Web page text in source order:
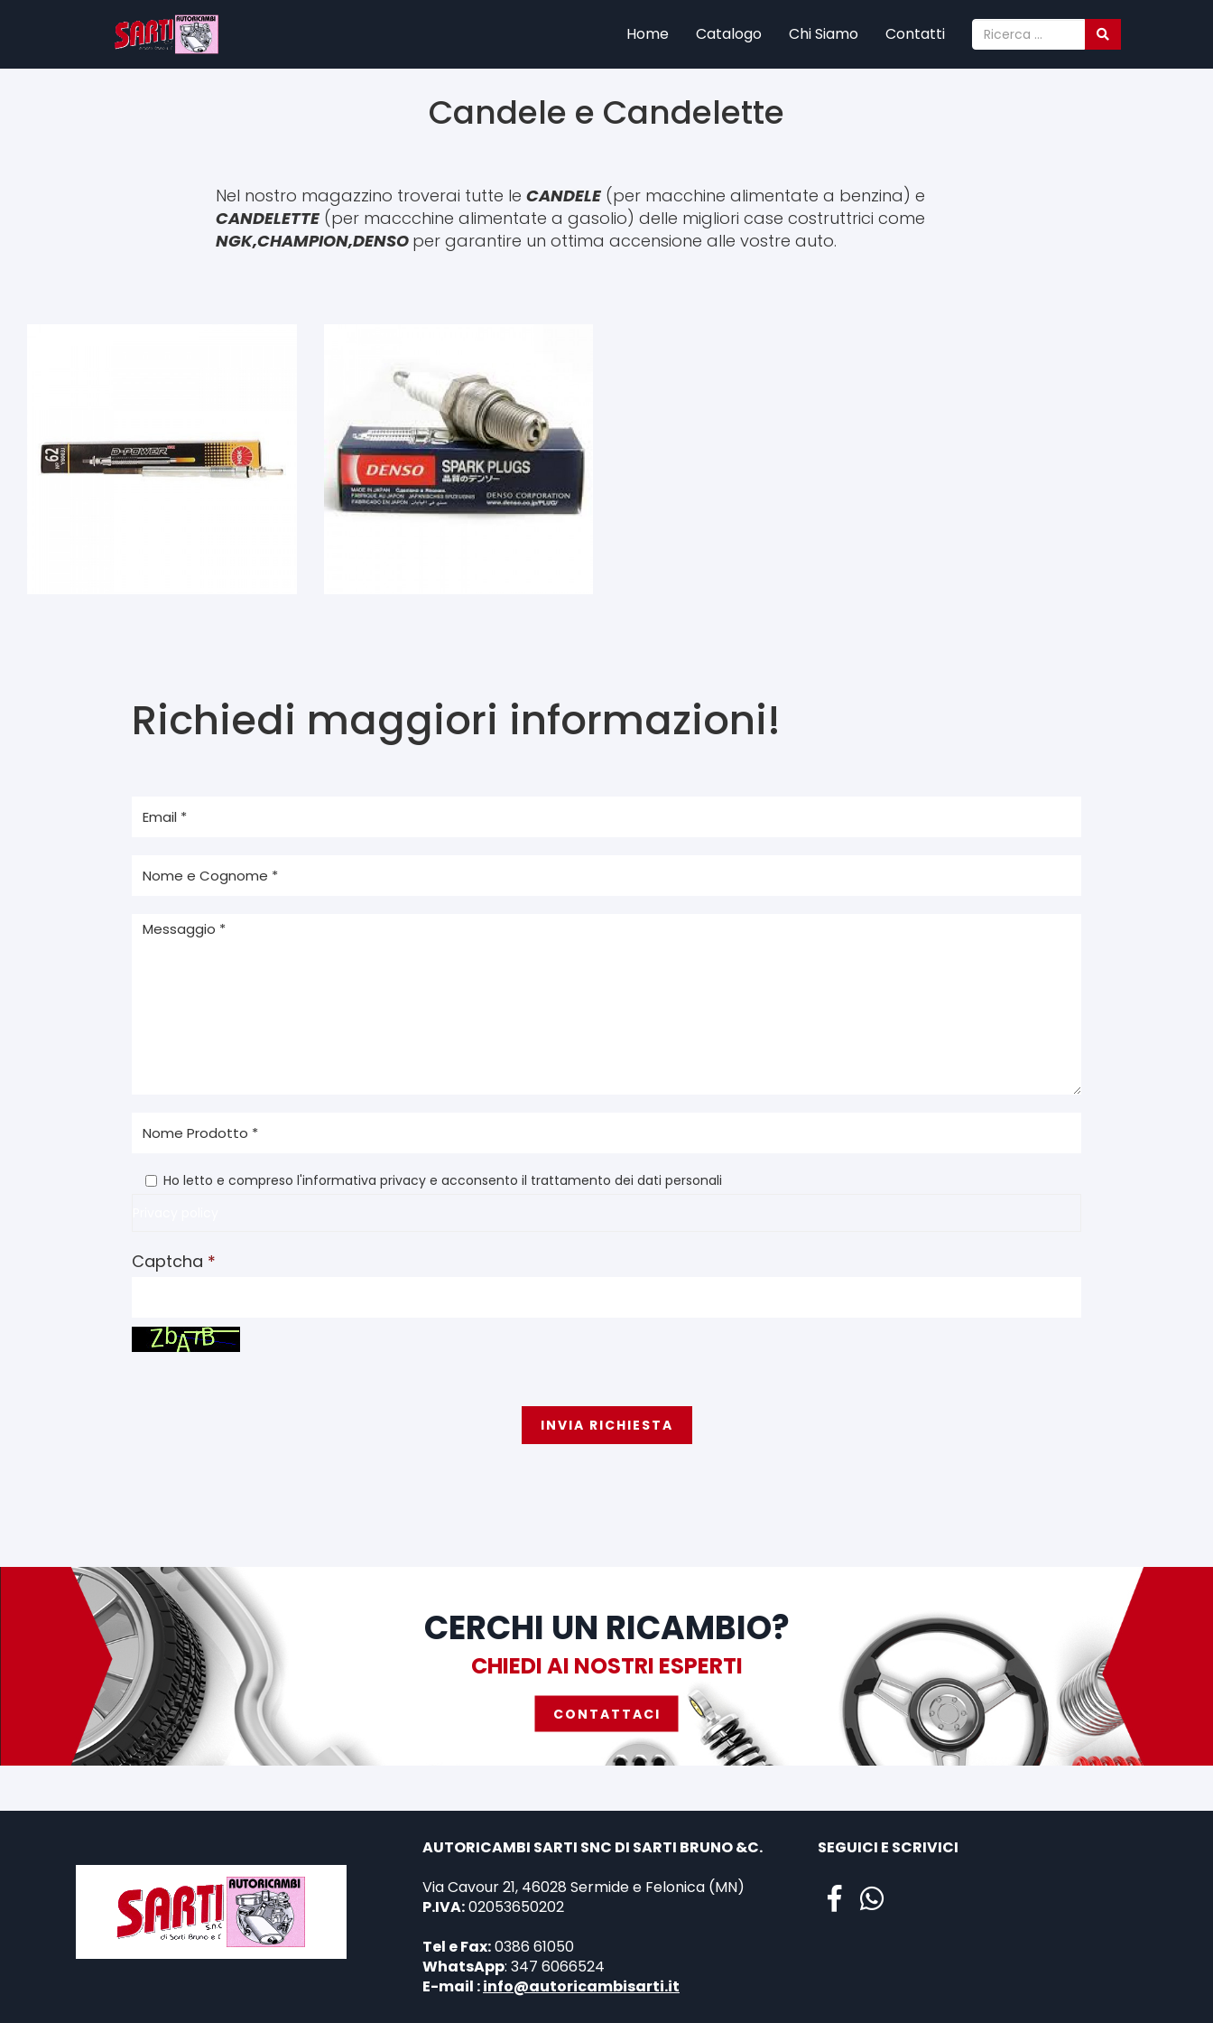
Home Catalogo Chi Siamo Contatti ×
Catalogo
Candele e Candelette
Nel nostro magazzino troverai tutte le CANDELE (per macchine alimentate a benzina) e
CANDELETTE (per maccchine alimentate a gasolio) delle migliori case costruttrici come
NGK,CHAMPION,DENSO per garantire un ottima accensione alle vostre auto.
Richiedi maggiori informazioni!
Ho letto e compreso l'informativa privacy e acconsento il trattamento dei dati personali
Captcha
CERCHI UN RICAMBIO?
CHIEDI AI NOSTRI ESPERTI
CONTATTACI
AUTORICAMBI SARTI SNC DI SARTI BRUNO &C.
Via Cavour 21, 46028 Sermide e Felonica (MN)
P.IVA:02053650202
Tel e Fax:0386 61050
WhatsApp: 347 6066524
E-mail :info@autoricambisarti.it
SEGUICI E SCRIVICI